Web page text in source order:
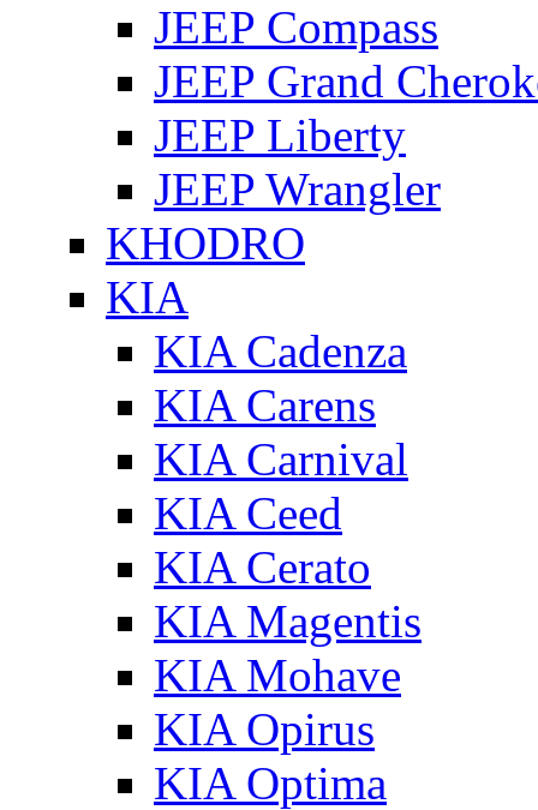
JEEP Compass
JEEP Grand
JEEP Liberty
JEEP Wrangler
KHODRO
KIA
KIA Cadenza
KIA Carens
KIA Carnival
KIA Ceed
KIA Cerato
KIA Magentis
KIA Mohave
KIA Opirus
KIA Optima